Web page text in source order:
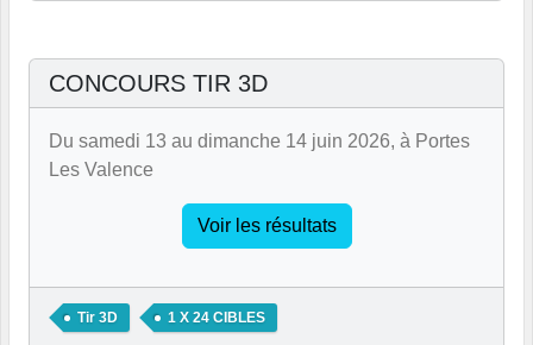
CONCOURS TIR 3D
Du samedi 13 au dimanche 14 juin 2026, à Portes
Les Valence
Voir les résultats
Tir 3D 1 X 24 CIBLES